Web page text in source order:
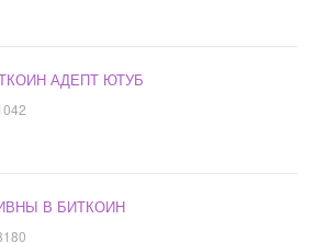
АДЕПТ ЮТУБ
В БИТКОИН